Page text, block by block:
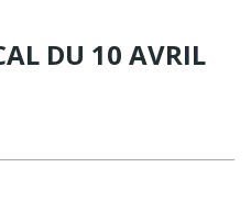
DU 10 AVRIL